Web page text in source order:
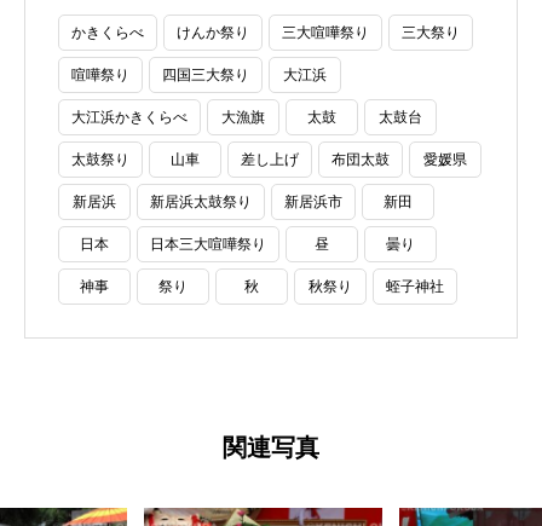
かきくらべ けんか祭り 三大喧嘩祭り 三大祭り
喧嘩祭り 四国三大祭り 大江浜
大江浜かきくらべ 大漁旗 太鼓 太鼓台
太鼓祭り 山車 差し上げ 布団太鼓 愛媛県
新居浜 新居浜太鼓祭り 新居浜市 新田
日本 日本三大喧嘩祭り 昼 曇り
神事 祭り 秋 秋祭り 蛭子神社
関連写真